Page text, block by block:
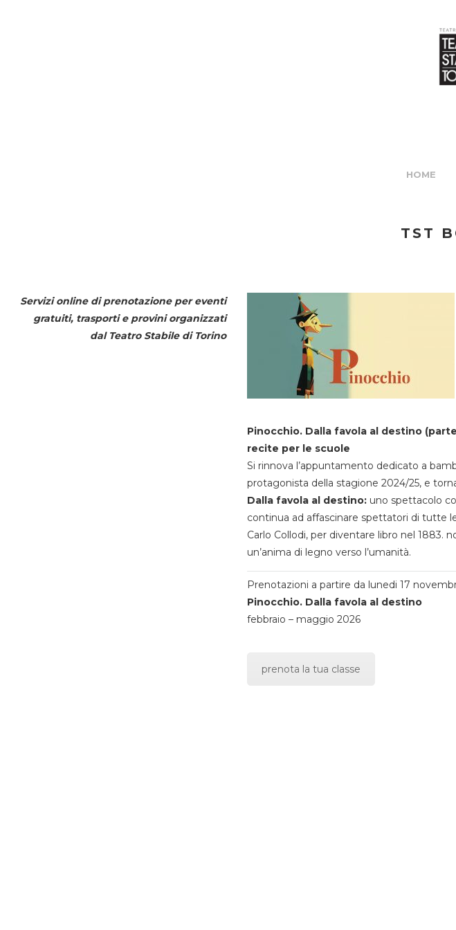
HOME
TST
Servizi online di prenotazione per eventi
gratuiti, trasporti e provini organizzati
dal Teatro Stabile di Torino
Pinocchio. Dalla favola al destino
recite per le scuole
Si rinnova l’appuntamento dedicato a
protagonista della stagione 2024/25, e
Dalla favola al destino:uno spettacolo
continua ad affascinare spettatori di tutte
Carlo Collodi, per diventare libro nel 1883.
un’anima di legno verso l’umanità.
Prenotazioni a partire da lunedi 17
Pinocchio. Dalla favola al destino
febbraio – maggio 2026
prenota la tua classe